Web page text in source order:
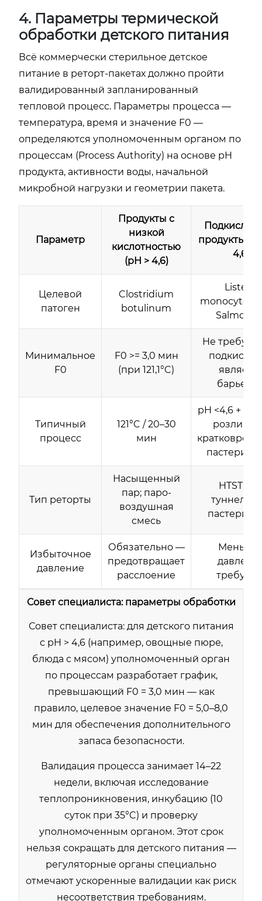
4. Параметры термической
обработки детского питания
Всё коммерчески стерильное детское
питание в реторт-пакетах должно пройти
валидированный запланированный
тепловой процесс. Параметры процесса —
температура, время и значение F0 —
определяются уполномоченным органом по
процессам (Process Authority) на основе pH
продукта, активности воды, начальной
микробной нагрузки и геометрии пакета.
Параметр
Продукты с
низкой
кислотностью
(pH > 4,6)
продукты
4,6)
Целевой
патоген
Clostridium
botulinum
Listeria
Минимальное
F0
F0 >= 3,0 мин
(при 121,1°C)
Не
Типичный
процесс
121°C / 20–30
мин
pH <4,6 +
розлив
Тип реторты
Насыщенный
пар; паро-
воздушная
смесь
HTST
Избыточное
давление
Обязательно —
предотвращает
расслоение
Совет специалиста: параметры обработки
Совет специалиста: для детского питания
с pH > 4,6 (например, овощные пюре,
блюда с мясом) уполномоченный орган
по процессам разработает график,
превышающий F0 = 3,0 мин — как
правило, целевое значение F0 = 5,0–8,0
мин для обеспечения дополнительного
запаса безопасности.
Валидация процесса занимает 14–22
недели, включая исследование
теплопроникновения, инкубацию (10
суток при 35°C) и проверку
уполномоченным органом. Этот срок
нельзя сокращать для детского питания —
регуляторные органы специально
отмечают ускоренные валидации как риск
несоответствия требованиям.